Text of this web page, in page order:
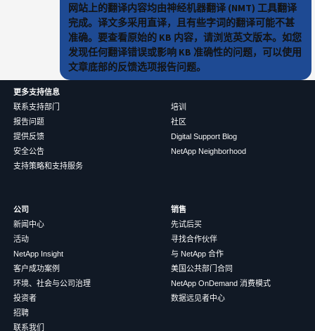
网站上的翻译内容均由神经机器翻译 (NMT) 工具翻译
完成。译文多采用直译，且有些字词的翻译可能不甚
准确。要查看原始的 KB 内容，请浏览英文版本。如您
发现任何翻译错误或影响 KB 准确性的问题，可以使用
文章底部的反馈选项报告问题。
更多支持信息
联系支持部门
报告问题
提供反馈
安全公告
支持策略和支持服务
培训
社区
Digital Support Blog
NetApp Neighborhood
公司
新闻中心
活动
NetApp Insight
客户成功案例
环境、社会与公司治理
投资者
招聘
联系我们
销售
先试后买
寻找合作伙伴
与 NetApp 合作
美国公共部门合同
NetApp OnDemand 消费模式
数据远见者中心